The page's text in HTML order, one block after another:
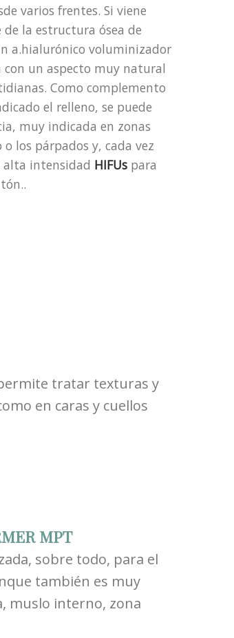
varios frentes. Si viene
la estructura ósea de
a.hialurónico voluminizador
con un aspecto muy natural
Como complemento
el relleno, se puede
muy indicada en zonas
los párpados y, cada vez
alta intensidad HIFUs para
tratar texturas y
en caras y cuellos
MPT
sobre todo, para el
también es muy
muslo interno, zona